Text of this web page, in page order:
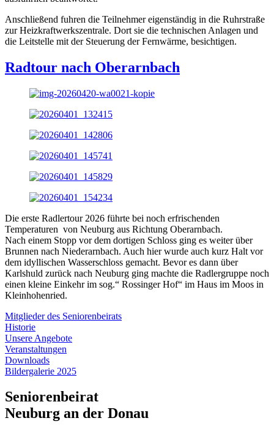
Anschließend fuhren die Teilnehmer eigenständig in die Ruhrstraße
zur Heizkraftwerkszentrale. Dort sie die technischen Anlagen und
die Leitstelle mit der Steuerung der Fernwärme, besichtigen.
Radtour nach Oberarnbach
Die erste Radlertour 2026 führte bei noch erfrischenden
Temperaturen von Neuburg aus Richtung Oberarnbach.
Nach einem Stopp vor dem dortigen Schloss ging es weiter über
Brunnen nach Niederarnbach. Auch hier wurde auch kurz Halt vor
dem idyllischen Wasserschloss gemacht. Bevor es dann über
Karlshuld zurück nach Neuburg ging machte die Radlergruppe noch
einen kleine Einkehr im sog.“ Rossinger Hof“ im Haus im Moos in
Kleinhohenried.
Mitglieder des Seniorenbeirats
Historie
Unsere Angebote
Veranstaltungen
Downloads
Bildergalerie 2025
Seniorenbeirat
Neuburg an der Donau